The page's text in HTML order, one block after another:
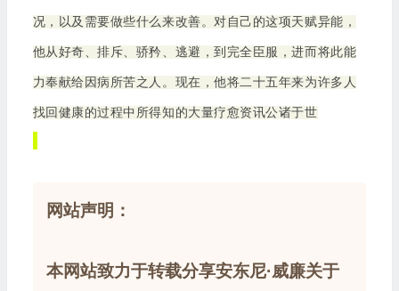
况，以及需要做些什么来改善。对自己的这项天赋异能，
他从好奇、排斥、骄矜、逃避，到完全臣服，进而将此能
力奉献给因病所苦之人。现在，他将二十五年来为许多人
找回健康的过程中所得知的大量疗愈资讯公诸于世
网站声明：
本网站致力于转载分享安东尼·威廉关于